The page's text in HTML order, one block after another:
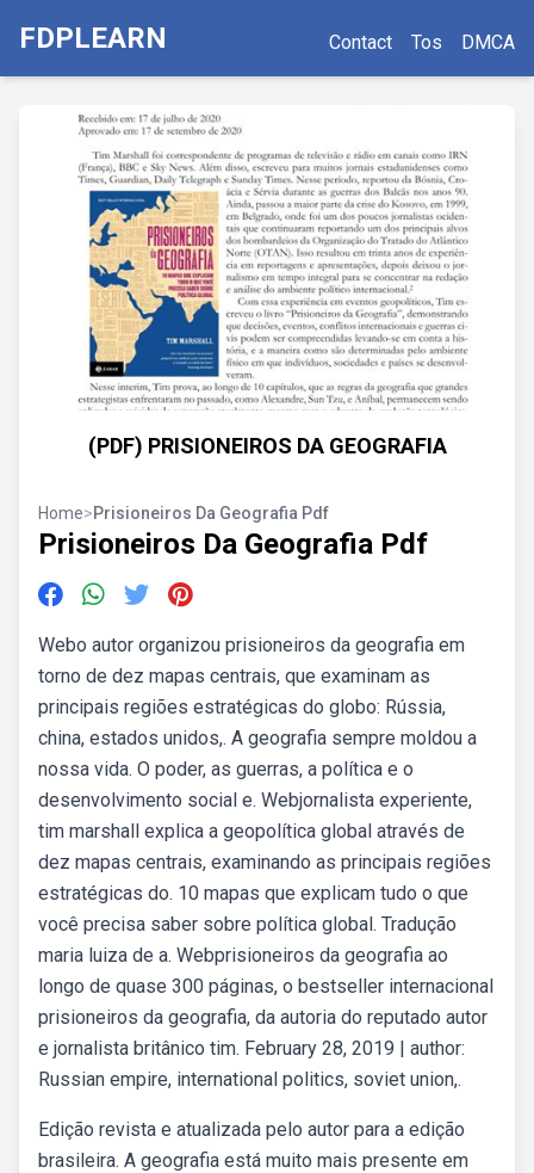
FDPLEARN Contact Tos DMCA
(PDF) PRISIONEIROS DA GEOGRAFIA
Home>Prisioneiros Da Geografia Pdf
Prisioneiros Da Geografia Pdf
Webo autor organizou prisioneiros da geografia em
torno de dez mapas centrais, que examinam as
principais regiões estratégicas do globo: Rússia,
china, estados unidos,. A geografia sempre moldou a
nossa vida. O poder, as guerras, a política e o
desenvolvimento social e. Webjornalista experiente,
tim marshall explica a geopolítica global através de
dez mapas centrais, examinando as principais regiões
estratégicas do. 10 mapas que explicam tudo o que
você precisa saber sobre política global. Tradução
maria luiza de a. Webprisioneiros da geografia ao
longo de quase 300 páginas, o bestseller internacional
prisioneiros da geografia, da autoria do reputado autor
e jornalista britânico tim. February 28, 2019 | author:
Russian empire, international politics, soviet union,.
Edição revista e atualizada pelo autor para a edição
brasileira. A geografia está muito mais presente em